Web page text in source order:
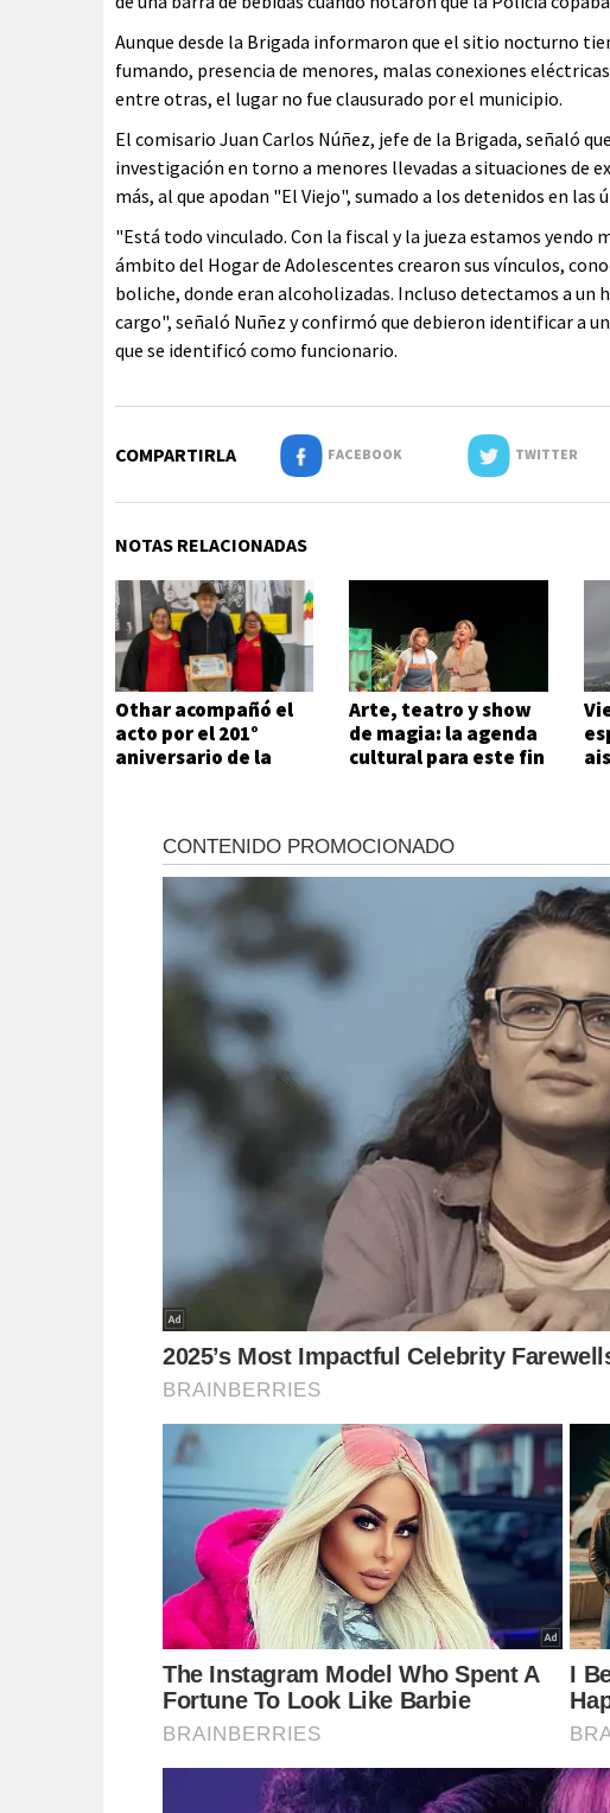
Aunque desde la Brigada informaron que el sitio nocturno
fumando, presencia de menores, malas conexiones
entre otras, el lugar no fue clausurado por el municipio.
El comisario Juan Carlos Núñez, jefe de la Brigada, señaló
investigación en torno a menores llevadas a situaciones de
más, al que apodan "El Viejo", sumado a los detenidos en
"Está todo vinculado. Con la fiscal y la jueza estamos yendo
ámbito del Hogar de Adolescentes crearon sus vínculos,
boliche, donde eran alcoholizadas. Incluso detectamos a un
cargo", señaló Nuñez y confirmó que debieron identificar a
que se identificó como funcionario.
COMPARTIRLA FACEBOOK TWITTER
NOTAS RELACIONADAS
Othar acompañó el
acto por el 201°
aniversario de la
Arte, teatro y show
de magia: la agenda
cultural para este fin